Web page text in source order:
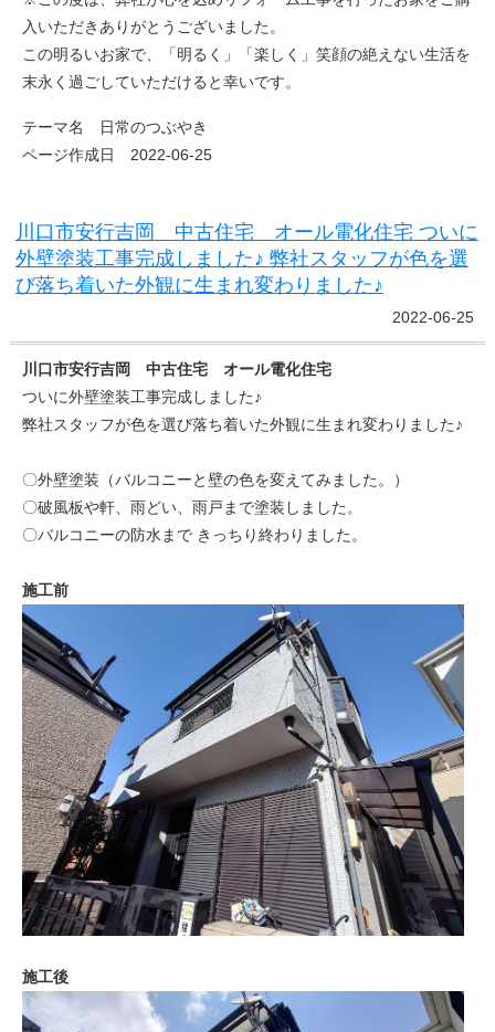
入いただきありがとうございました。
この明るいお家で、「明るく」「楽しく」笑顔の絶えない生活を
末永く過ごしていただけると幸いです。
テーマ名 日常のつぶやき
ページ作成日 2022-06-25
川口市安行吉岡 中古住宅 オール電化住宅 ついに
外壁塗装工事完成しました♪ 弊社スタッフが色を選
び落ち着いた外観に生まれ変わりました♪
2022-06-25
川口市安行吉岡 中古住宅 オール電化住宅
ついに外壁塗装工事完成しました♪
弊社スタッフが色を選び落ち着いた外観に生まれ変わりました♪
〇外壁塗装（バルコニーと壁の色を変えてみました。）
〇破風板や軒、雨どい、雨戸まで塗装しました。
〇バルコニーの防水まで きっちり終わりました。
施工前
施工後